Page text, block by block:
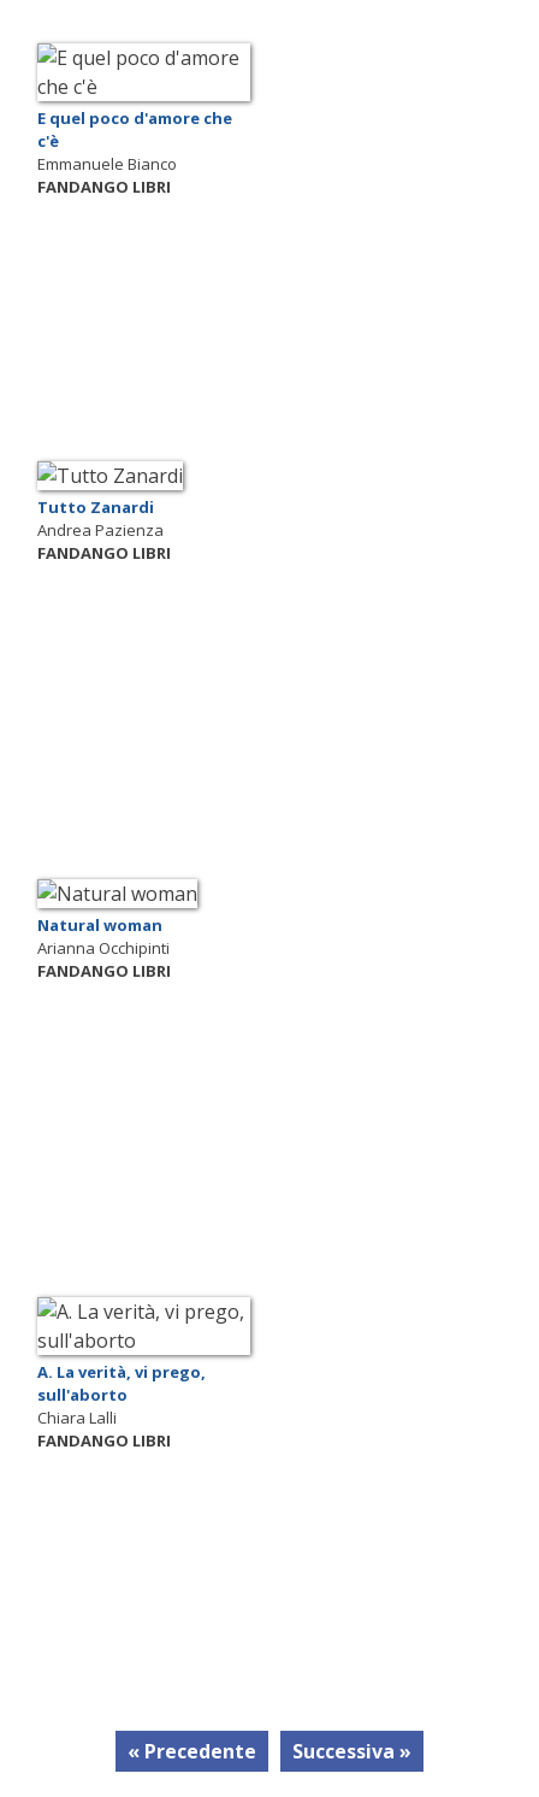
E quel poco d'amore che
c'è
Emmanuele Bianco
FANDANGO LIBRI
Tutto Zanardi
Andrea Pazienza
FANDANGO LIBRI
Natural woman
Arianna Occhipinti
FANDANGO LIBRI
A. La verità, vi prego,
sull'aborto
Chiara Lalli
FANDANGO LIBRI
« Precedente Successiva »